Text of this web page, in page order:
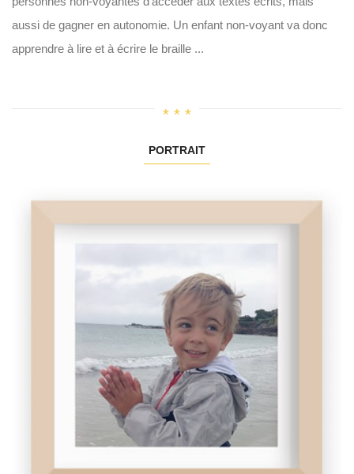
aussi de gagner en autonomie. Un enfant non-voyant va donc
apprendre à lire et à écrire le braille ...
PORTRAIT